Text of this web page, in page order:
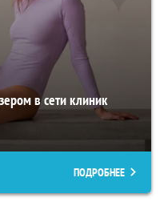
в сети клиник
ПОДРОБНЕЕ